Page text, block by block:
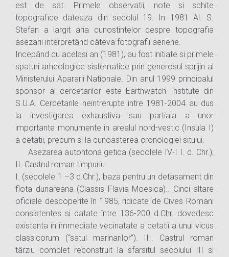
est de sat. Primele observatii, note si schite
topografice dateaza din secolul 19. In 1981 Al. S.
Stefan a largit aria cunostintelor despre topografia
asezarii interpretând câteva fotografii aeriene.
Incepând cu acelasi an (1981), au fost initiate si primele
spaturi arheologice sistematice prin generosul sprijin al
Ministerului Apararii Nationale. Din anul 1999 principalul
sponsor al cercetarilor este Earthwatch Institute din
S.U.A. Cercetarile neintrerupte intre 1981-2004 au dus
la investigarea exhaustiva sau partiala a unor
importante monumente in arealul nord-vestic (Insula I)
a cetatii, precum si la cunoasterea cronologiei sitului.
Asezarea autohtona getica (secolele IV-I I. d. Chr.);
II. Castrul roman timpuriu
I. (secolele 1 –3 d.Chr.), baza pentru un detasament din
flota dunareana (Classis Flavia Moesica).. Cinci altare
oficiale descoperite în 1985, ridicate de Cives Romani
consistentes si datate între 136-200 d.Chr. dovedesc
existenta in immediate vecinatate a cetatii a unui vicus
classicorum (“satul marinarilor”). III. Castrul roman
târziu complet reconstruit la sfarsitul secolului III si